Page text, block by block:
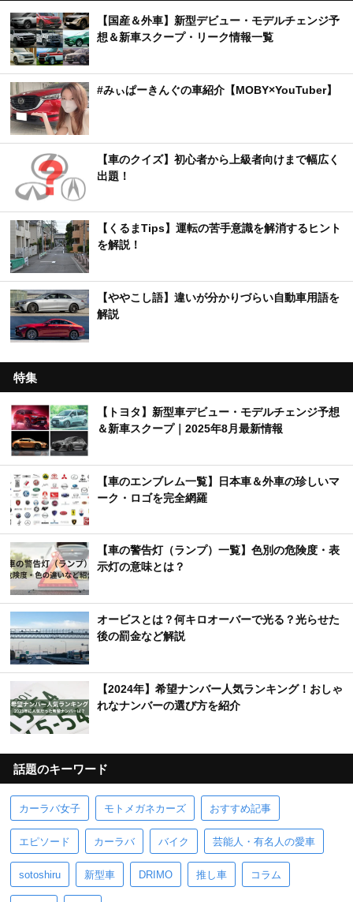
【国産＆外車】新型デビュー・モデルチェンジ予
想＆新車スクープ・リーク情報一覧
#みぃぱーきんぐの車紹介【MOBY×YouTuber】
【車のクイズ】初心者から上級者向けまで幅広く
出題！
【くるまTips】運転の苦手意識を解消するヒント
を解説！
【ややこし語】違いが分かりづらい自動車用語を
解説
特集
【トヨタ】新型車デビュー・モデルチェンジ予想
＆新車スクープ｜2025年8月最新情報
【車のエンブレム一覧】日本車＆外車の珍しいマ
ーク・ロゴを完全網羅
【車の警告灯（ランプ）一覧】色別の危険度・表
示灯の意味とは？
オービスとは？何キロオーバーで光る？光らせた
後の罰金など解説
【2024年】希望ナンバー人気ランキング！おしゃ
れなナンバーの選び方を紹介
話題のキーワード
カーラバ女子 モトメガネカーズ おすすめ記事
エピソード カーラバ バイク 芸能人・有名人の愛車
sotoshiru 新型車 DRIMO 推し車 コラム